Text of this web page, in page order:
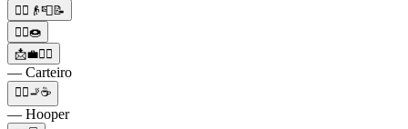
👮‍♂️👴📮📝
👮‍♂️🍩
📩💼👮‍♂️
— Carteiro
👮‍♂️🚬☕
— Hooper